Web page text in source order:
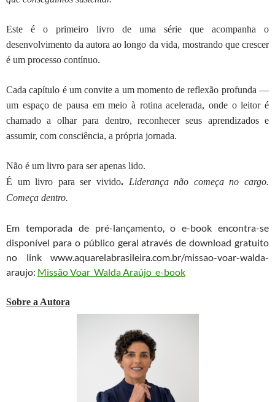
Este é o primeiro livro de uma série que acompanha o
desenvolvimento da autora ao longo da vida, mostrando que crescer
é um processo contínuo.
Cada capítulo é um convite a um momento de reflexão profunda —
um espaço de pausa em meio à rotina acelerada, onde o leitor é
chamado a olhar para dentro, reconhecer seus aprendizados e
assumir, com consciência, a própria jornada.
Não é um livro para ser apenas lido.
É um livro para ser vivido. Liderança não começa no cargo.
Começa dentro.
Em temporada de pré-lançamento, o e-book encontra-se
disponível para o público geral através de download gratuito
no link www.aquarelabrasileira.com.br/missao-voar-walda-
araujo: Missão Voar_Walda Araújo_e-book
Sobre a Autora